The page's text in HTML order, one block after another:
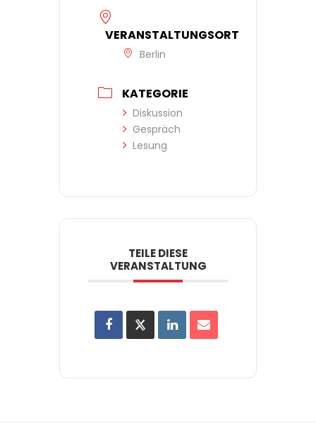
VERANSTALTUNGSORT
Berlin
KATEGORIE
Diskussion
Gespräch
Lesung
TEILE DIESE
VERANSTALTUNG